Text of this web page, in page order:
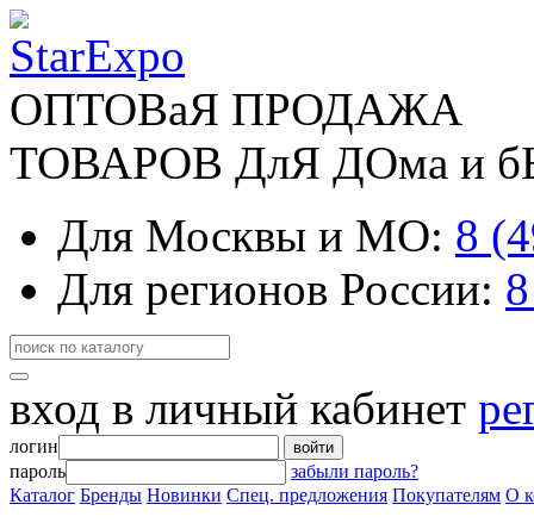
ОПТОВаЯ ПРОДАЖА
ТОВАРОВ ДлЯ ДОма и
Для Москвы и МО: 8
Для регионов России:
вход в личный кабинет
логин войти
пароль
забыли пароль?
Каталог Бренды Новинки Спец. предложения Покупателям О